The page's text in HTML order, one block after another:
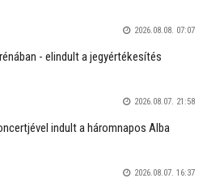
2026.08.08. 07:07
- elindult a jegyértékesítés
2026.08.07. 21:58
indult a háromnapos Alba
2026.08.07. 16:37